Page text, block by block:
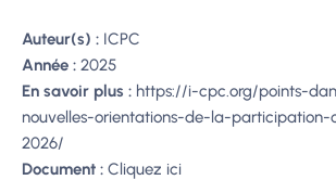
Auteur(s) : ICPC
Année : 2025
En savoir plus : https://i-cpc.org/points-
nouvelles-orientations-de-la-participation-
2026/
Document : Cliquez ici